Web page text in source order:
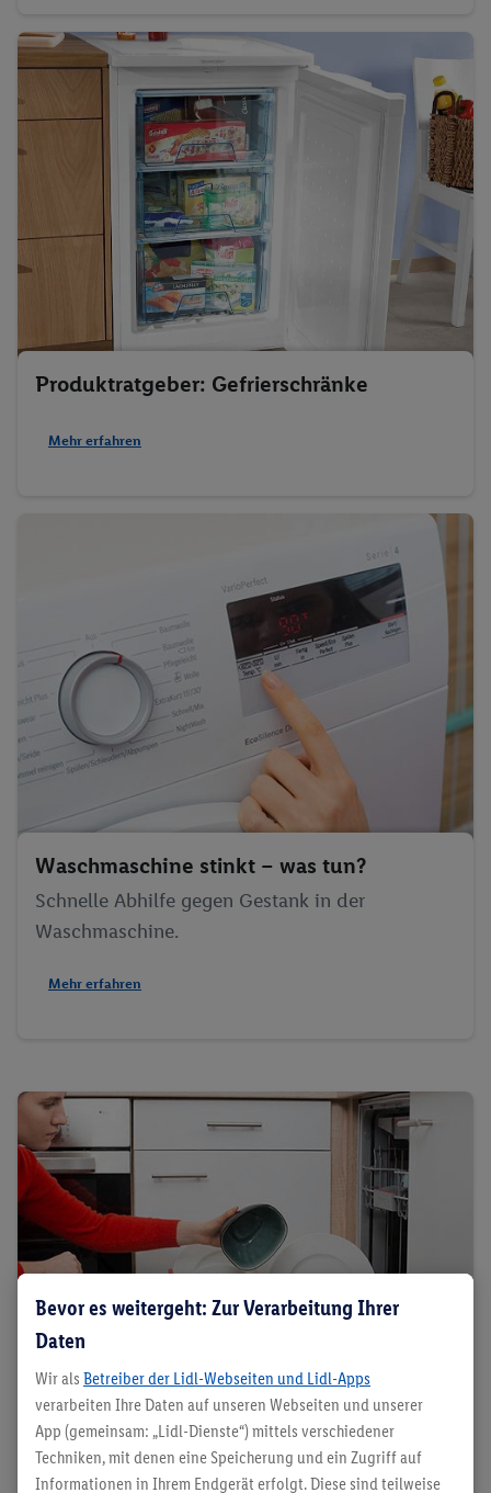
Produktratgeber: Gefrierschränke
Mehr erfahren
Waschmaschine stinkt – was tun?
Schnelle Abhilfe gegen Gestank in der
Waschmaschine.
Mehr erfahren
Produktratgeber: Spülmaschinen
Bevor es weitergeht: Zur Verarbeitung Ihrer
Daten
Wir als Betreiber der Lidl-Webseiten und Lidl-Apps
verarbeiten Ihre Daten auf unseren Webseiten und unserer
App (gemeinsam: „Lidl-Dienste“) mittels verschiedener
Techniken, mit denen eine Speicherung und ein Zugriff auf
Informationen in Ihrem Endgerät erfolgt. Diese sind teilweise